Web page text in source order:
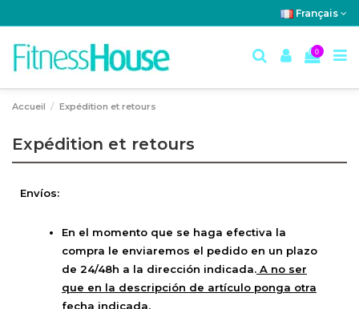
Français
0
Accueil Expédition et retours
Expédition et retours
Envíos:
En el momento que se haga efectiva la
compra le enviaremos el pedido en un plazo
de 24/48h a la dirección indicada. A no ser
que en la descripción de artículo ponga otra
fecha indicada.